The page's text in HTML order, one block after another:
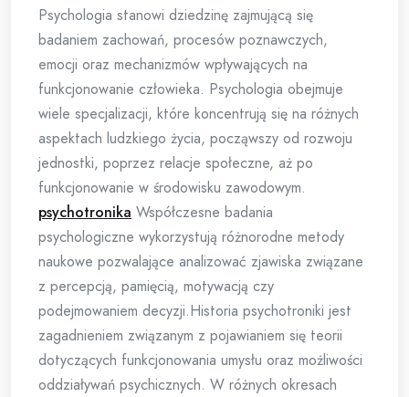
Psychologia stanowi dziedzinę zajmującą się
badaniem zachowań, procesów poznawczych,
emocji oraz mechanizmów wpływających na
funkcjonowanie człowieka. Psychologia obejmuje
wiele specjalizacji, które koncentrują się na różnych
aspektach ludzkiego życia, począwszy od rozwoju
jednostki, poprzez relacje społeczne, aż po
funkcjonowanie w środowisku zawodowym.
psychotronika Współczesne badania
psychologiczne wykorzystują różnorodne metody
naukowe pozwalające analizować zjawiska związane
z percepcją, pamięcią, motywacją czy
podejmowaniem decyzji.Historia psychotroniki jest
zagadnieniem związanym z pojawianiem się teorii
dotyczących funkcjonowania umysłu oraz możliwości
oddziaływań psychicznych. W różnych okresach